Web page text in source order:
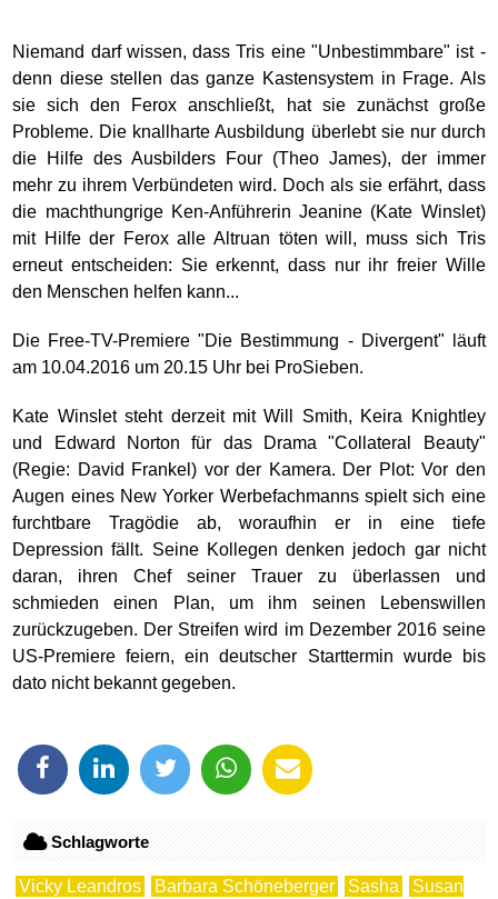
Niemand darf wissen, dass Tris eine "Unbestimmbare" ist -
denn diese stellen das ganze Kastensystem in Frage. Als
sie sich den Ferox anschließt, hat sie zunächst große
Probleme. Die knallharte Ausbildung überlebt sie nur durch
die Hilfe des Ausbilders Four (Theo James), der immer
mehr zu ihrem Verbündeten wird. Doch als sie erfährt, dass
die machthungrige Ken-Anführerin Jeanine (Kate Winslet)
mit Hilfe der Ferox alle Altruan töten will, muss sich Tris
erneut entscheiden: Sie erkennt, dass nur ihr freier Wille
den Menschen helfen kann...
Die Free-TV-Premiere "Die Bestimmung - Divergent" läuft
am 10.04.2016 um 20.15 Uhr bei ProSieben.
Kate Winslet steht derzeit mit Will Smith, Keira Knightley
und Edward Norton für das Drama "Collateral Beauty"
(Regie: David Frankel) vor der Kamera. Der Plot: Vor den
Augen eines New Yorker Werbefachmanns spielt sich eine
furchtbare Tragödie ab, woraufhin er in eine tiefe
Depression fällt. Seine Kollegen denken jedoch gar nicht
daran, ihren Chef seiner Trauer zu überlassen und
schmieden einen Plan, um ihm seinen Lebenswillen
zurückzugeben. Der Streifen wird im Dezember 2016 seine
US-Premiere feiern, ein deutscher Starttermin wurde bis
dato nicht bekannt gegeben.
Schlagworte
Vicky Leandros Barbara Schöneberger Sasha Susan